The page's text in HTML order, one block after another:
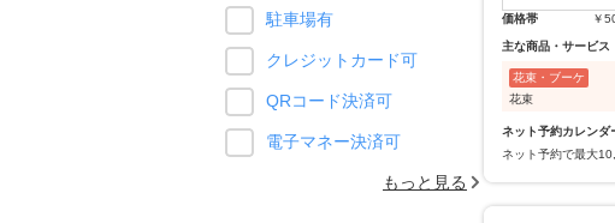
価格帯
￥
主な商品・サービス
花束・ブーケ
花束
ネット予約カレンダ
ネット予約で最大
駐車場有
クレジットカード可
QRコード決済可
電子マネー決済可
もっと見る